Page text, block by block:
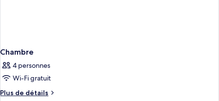
Chambre
4 personnes
Wi-Fi gratuit
Plus de détails
Plus